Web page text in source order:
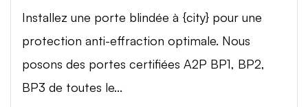
Installez une porte blindée à {city} pour une
protection anti-effraction optimale. Nous
posons des portes certifiées A2P BP1, BP2,
BP3 de toutes le...